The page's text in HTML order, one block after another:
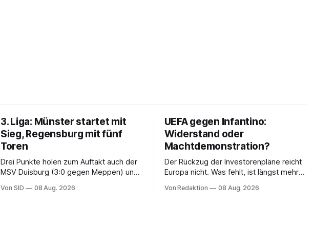
3. Liga: Münster startet mit
Sieg, Regensburg mit fünf
Toren
Drei Punkte holen zum Auftakt auch der
MSV Duisburg (3:0 gegen Meppen) und
Von SID 08 Aug. 2026
UEFA gegen Infantino:
Widerstand oder
Machtdemonstration?
Der Rückzug der Investorenpläne reicht
Europa nicht. Was fehlt, ist längst mehr
einzelnen Mannes
Von Redaktion 08 Aug. 2026